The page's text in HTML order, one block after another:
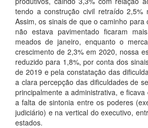
tendo a construção civil retraído 2,5%
Assim, os sinais de que o caminho para
não estava pavimentado ficaram
meados de janeiro, enquanto o
crescimento de 2,3% em 2020, nossa
reduzido para 1,8%, por conta dos
de 2019 e pela constatação das
a clara percepção das dificuldades de
principalmente a administrativa, e
a falta de sintonia entre os poderes
judiciário) e na vertical do executivo,
estados.